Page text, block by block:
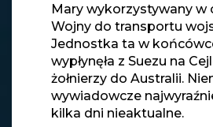
Mary wykorzystywany w
Wojny do transportu
Jednostka ta w
wypłynęła z Suezu na
żołnierzy do Australii.
wywiadowcze
kilka dni nieaktualne.